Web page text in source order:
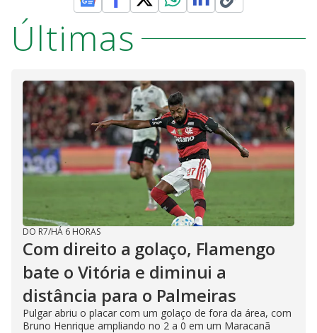
Últimas
DO R7/HÁ 6 HORAS
Com direito a golaço, Flamengo
bate o Vitória e diminui a
distância para o Palmeiras
Pulgar abriu o placar com um golaço de fora da área, com
Bruno Henrique ampliando no 2 a 0 em um Maracanã